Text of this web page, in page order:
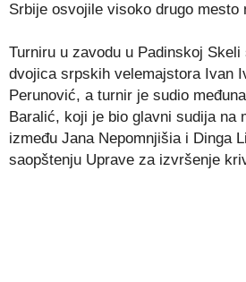
Srbije osvojile visoko drugo mesto
Turniru u zavodu u Padinskoj
dvojica srpskih velemajstora Ivan
Perunović, a turnir je sudio
Baralić, koji je bio glavni sudija na
između Jana Nepomnjišia i Dinga
saopštenju Uprave za izvršenje